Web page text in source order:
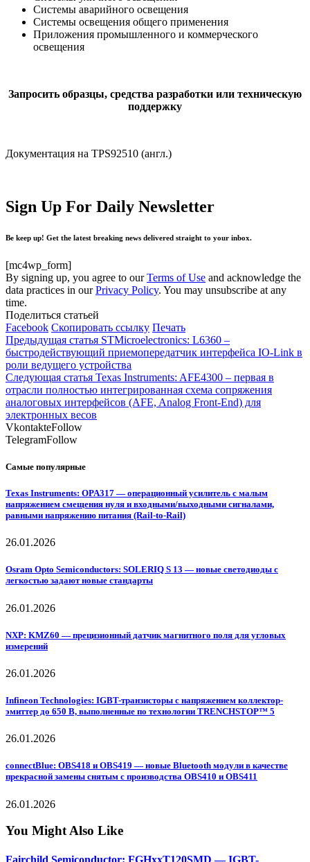
Системы аварийного освещения
Системы освещения общего применения
Приложения промышленного и коммерческого
освещения
Запросить образцы, средства разработки или техническую
поддержку
Документация на TPS92510 (англ.)
Sign Up For Daily Newsletter
Be keep up! Get the latest breaking news delivered straight to your inbox.
[mc4wp_form]
By signing up, you agree to ourTerms of Use and acknowledge the
data practices in ourPrivacy Policy. You may unsubscribe at any
time.
Поделиться статьей
Facebook Скопировать ссылку Печать
Предыдущая статья STMicroelectronics: L6360 –
быстродействующий приемопередатчик интерфейса IO-Link в
роли ведущего устройства
Следующая статья Texas Instruments: AFE4300 – первая в
отрасли полностью интегрированная схема сопряжения
аналоговых интерфейсов (AFE, Analog Front-End) для
электронных весов
VkontakteFollow
TelegramFollow
Самые популярные
Texas Instruments: OPA317 — операционный усилитель с малым
напряжением смещения нуля и входными/выходными сигналами,
равными напряжению питания (Rail-to-Rail)
26.01.2026
Osram Opto Semiconductors: SOLERIQ S 13 — новые светодиоды с
легкостью задают новые стандарты
26.01.2026
NXP: KMZ60 — прецизионный датчик магнитного поля для угловых
измерений
26.01.2026
Infineon Technologies: IGBT-транзисторы с напряжением коллектор-
эмиттер до 650 В, выполненные по технологии TRENCHSTOP™ 5
26.01.2026
connectBlue: OBS418 и OBS419 — новые Bluetooth модули в качестве
прекрасной замены снятым с производства OBS410 и OBS411
26.01.2026
You Might Also Like
Fairchild Semiconductor: FGHxxT120SMD — IGBT-